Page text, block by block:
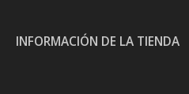
INFORMACIÓN DE LA TIENDA